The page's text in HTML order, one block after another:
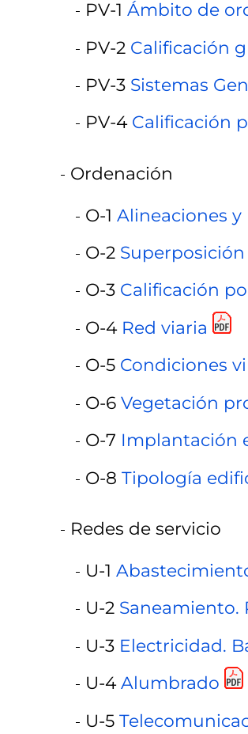
PV-1 Ámbito de
PV-2 Calificación
PV-3 Sistemas
PV-4 Calificación
Ordenación
O-1 Alineaciones y
O-2
O-3 Calificación
O-4 Red viaria
O-5 Condiciones
O-6 Vegetación
O-7 Implantación
O-8 Tipología
Redes de servicio
U-1
U-2 Saneamiento.
U-3 Electricidad.
U-4Alumbrado
U-5